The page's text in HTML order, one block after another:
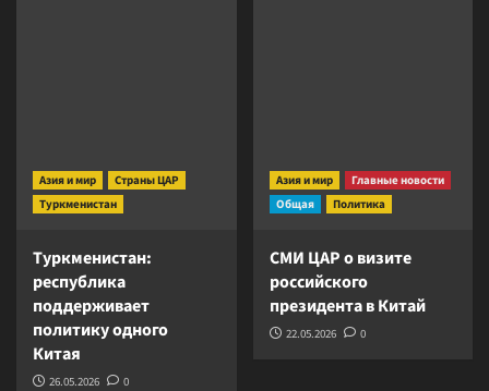
Азия и мир
Страны ЦАР
Туркменистан
Туркменистан:
республика
поддерживает
политику одного
Китая
26.05.2026 0
Азия и мир
Главные новости
Общая
Политика
СМИ ЦАР о визите
российского
президента в Китай
22.05.2026 0